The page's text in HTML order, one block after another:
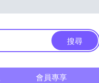
搜尋
會員專享